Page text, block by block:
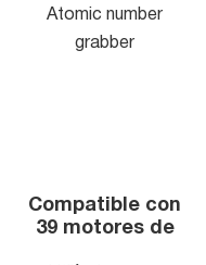
Atomic number
grabber
Compatible con
39 motores de